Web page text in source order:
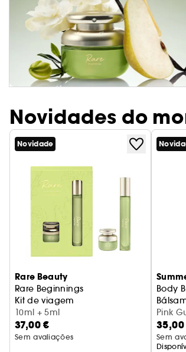
Novidades do
Novidade
Rare Beauty
Rare Beginnings
Kit de viagem
10ml + 5ml
37,00 €
Sem avaliações
Body
Pink
35,00
Sem